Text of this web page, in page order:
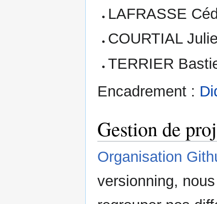
LAFRASSE
COURTIAL
TERRIER
Encadrement :
Gestion de
Organisation
versionning,